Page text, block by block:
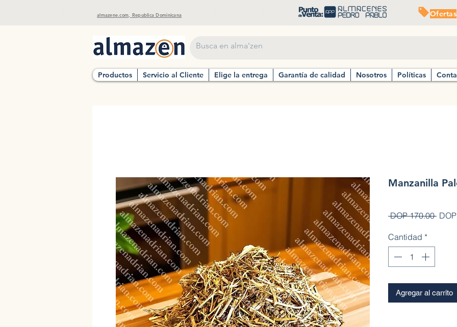
almazene.com, Republica Dominicana Ofertas
Productos Servicio al Cliente Elige la entrega Garantía de calidad Nosotros Políticas
Manzanilla
DOP 170.00
Cantidad *
Agregar al carrito